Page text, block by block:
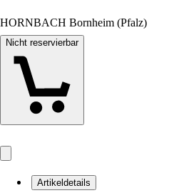
HORNBACH Bornheim (Pfalz)
Nicht reservierbar
Artikeldetails